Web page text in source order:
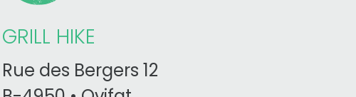
GRILL HIKE
Rue des Bergers 12